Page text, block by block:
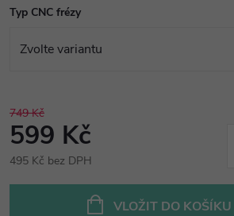
Typ CNC frézy
749 Kč
599 Kč
495 Kč bez DPH
VLOŽIT DO KOŠÍKU